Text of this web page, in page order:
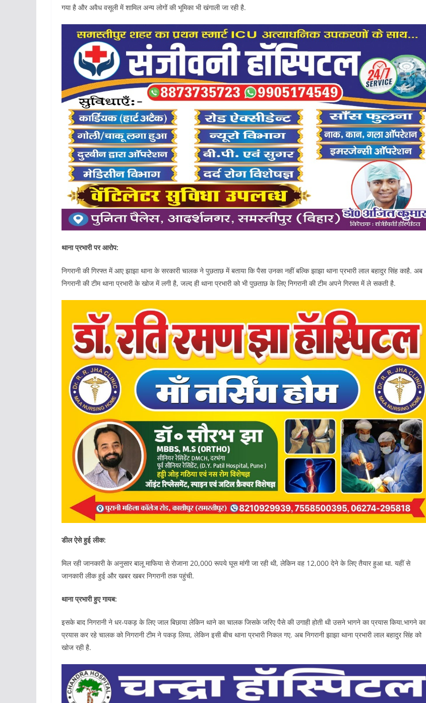
गया है और अवैध वसूली में शामिल अन्य लोगों की भूमिका भी खंगाली जा रही है.
थाना प्रभारी पर आरोप:
निगरानी की गिरफ्त में आए झाझा थाना के सरकारी चालक ने पुछताछ में बताया कि पैसा उनका नहीं बल्कि झाझा थाना प्रभारी लाल बहादुर सिंह काहै. अब
निगरानी की टीम थाना प्रभारी के खोज में लगी है, जल्द ही थाना प्रभारी को भी पुछताछ के लिए निगरानी की टीम अपने गिरफ्त में ले सकती है.
डील ऐसे हुई लीक:
मिल रही जानकारी के अनुसार बालू माफिया से रोजाना 20,000 रूपये घूस मांगी जा रही थी, लेकिन वह 12,000 देने के लिए तैयार हुआ था. यहीं से
जानकारी लीक हुई और खबर खबर निगरानी तक पहुंची.
थाना प्रभारी हुए गायब:
इसके बाद निगरानी ने धर-पकड़ के लिए जाल बिछाया लेकिन थाने का चालक जिसके जरिए पैसे की उगाही होती थी उसने भागने का प्रयास किया.भागने का
प्रयास कर रहे चालक को निगरानी टीम ने पकड़ लिया, लेकिन इसी बीच थाना प्रभारी निकल गए. अब निगरानी झाझा थाना प्रभारी लाल बहादुर सिंह को
खोज रही है.